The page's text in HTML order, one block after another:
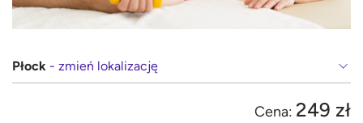
Płock - zmień lokalizację
Cena: 249 zł